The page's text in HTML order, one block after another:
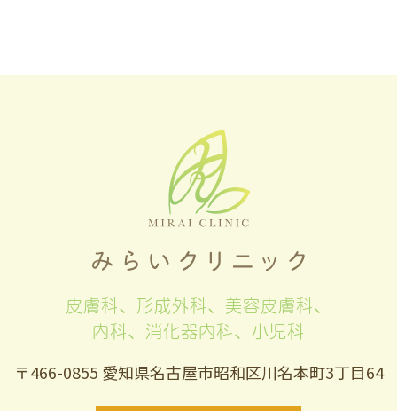
皮膚科、形成外科、美容皮膚科、
内科、消化器内科、小児科
〒466-0855 愛知県名古屋市昭和区川名本町3丁目64